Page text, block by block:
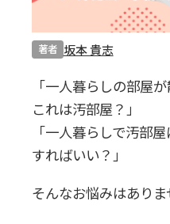
無料
Webで
著者 坂本 貴志
「一人暮らしの部屋
これは汚部屋？」
「一人暮らしで汚部
すればいい？」
そんなお悩みはありま